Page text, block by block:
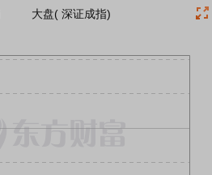
大盘( 深证成指)